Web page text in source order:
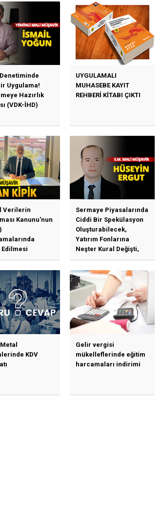
Uygulama!
Hazırlık
(VDK-İHD)
UYGULAMALI
MUHASEBE KAYIT
REHBERİ KİTABI ÇIKTI
Verilerin
Kanunu'nun
Edilmesi
Özet Başlıklar
Sermaye Piyasalarında
Ciddi Bir Spekülasyon
Oluşturabilecek,
Yatırım Fonlarına
Neşter Kural Değişti,
SPK’dan Kritik Hamle
Haberlerine Sermaye
Piyasası Kurulundan
Yalanlama Ve Yerinde
Bir Açıklama Geldi
KDV
Gelir vergisi
mükelleflerinde eğitim
harcamaları indirimi